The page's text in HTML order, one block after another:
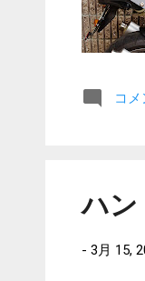
コ
ハン
- 3月 15,